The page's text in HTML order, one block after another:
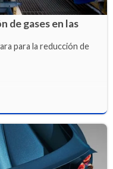
de gases en las
para la reducción de